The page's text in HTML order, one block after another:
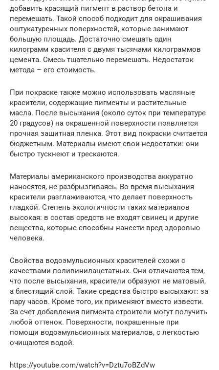
добавить красящий пигмент в раствор бетона и
перемешать. Такой способ подходит для окрашивания
оштукатуренных поверхностей, которые занимают
большую площадь. Достаточно смешать один
килограмм красителя с двумя тысячами килограммов
цемента. Смесь тщательно перемешать. Недостаток
метода – его стоимость.
При покраске также можно использовать масляные
красители, содержащие пигменты и растительные
масла. После высыхания (около суток при температуре
20 градусов) на окрашенной поверхности появляется
прочная защитная пленка. Этот вид покраски считается
бюджетным. Материалы имеют свои недостатки: они
быстро тускнеют и трескаются.
Материалы американского производства аккуратно
наносятся, не разбрызгиваясь. Во время высыхания
красители разглаживаются, что делает поверхность
гладкой. Степень экологичности таких материалов
высокая: в состав средств не входят свинец и другие
вещества, которые способны нанести вред здоровью
человека.
Свойства водоэмульсионных красителей схожи с
качествами поливинилацетатных. Они отличаются тем,
что после высыхания, красители образуют не матовый,
а блестящий слой. Такие средства быстро высыхают: за
пару часов. Кроме того, их применяют вместо извести.
За счет добавления пигмента строители могут получить
любой оттенок. Поверхности, покрашенные при
помощи водоэмульсионных материалов, с легкостью
очищаются водой.
https://youtube.com/watch?v=Dztu7oBZdVw